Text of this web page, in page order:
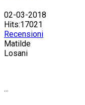
02-03-2018
Hits:17021
Recensioni
Matilde
Losani
...